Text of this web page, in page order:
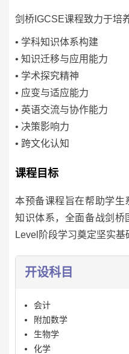
剑桥IGCSE课程致力于培
• 学科知识体系构建
• 知识迁移与应用能力
• 学术探究精神
• 应变与适应能力
• 英语交流与协作能力
• 决策影响力
• 跨文化认知
课程目标
本预备课程旨在帮助学生
知识体系，全面备战剑桥
Level阶段学习奠定坚实基
开设科目
会计
附加数学
生物学
化学